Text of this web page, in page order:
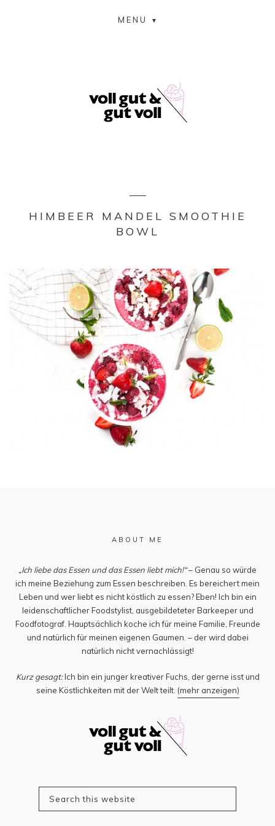
MENU
HIMBEER MANDEL SMOOTHIE
BOWL
ABOUT ME
„Ich liebe das Essen und das Essen liebt mich!“– Genau so würde
ich meine Beziehung zum Essen beschreiben. Es bereichert mein
Leben und wer liebt es nicht köstlich zu essen? Eben! Ich bin ein
leidenschaftlicher Foodstylist, ausgebildeteter Barkeeper und
Foodfotograf. Hauptsächlich koche ich für meine Familie, Freunde
und natürlich für meinen eigenen Gaumen. – der wird dabei
natürlich nicht vernachlässigt!
Kurz gesagt:Ich bin ein junger kreativer Fuchs, der gerne isst und
seine Köstlichkeiten mit der Welt teilt. (mehr anzeigen)